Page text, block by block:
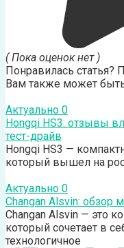
( Пока оценок нет )
Понравилась статья?
Вам также может
Актуально 0
Hongqi HS3: отзывы
тест-драйв
Hongqi HS3 —
который вышел на
Актуально 0
Changan Alsvin: обзор
Changan Alsvin — это
который сочетает в
технологичное